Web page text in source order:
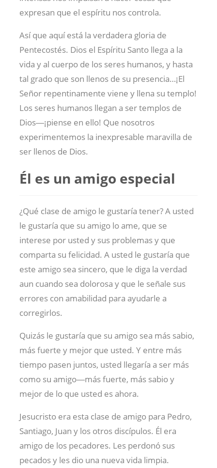
expresan que el espíritu nos controla.
Así que aquí está la verdadera gloria de
Pentecostés. Dios el Espíritu Santo llega a la
vida y al cuerpo de los seres humanos, y hasta
tal grado que son llenos de su presencia…¡El
Señor repentinamente viene y llena su templo!
Los seres humanos llegan a ser templos de
Dios―¡piense en ello! Que nosotros
experimentemos la inexpresable maravilla de
ser llenos de Dios.
Él es un amigo especial
¿Qué clase de amigo le gustaría tener? A usted
le gustaría que su amigo lo ame, que se
interese por usted y sus problemas y que
comparta su felicidad. A usted le gustaría que
este amigo sea sincero, que le diga la verdad
aun cuando sea dolorosa y que le señale sus
errores con amabilidad para ayudarle a
corregirlos.
Quizás le gustaría que su amigo sea más sabio,
más fuerte y mejor que usted. Y entre más
tiempo pasen juntos, usted llegaría a ser más
como su amigo―más fuerte, más sabio y
mejor de lo que usted es ahora.
Jesucristo era esta clase de amigo para Pedro,
Santiago, Juan y los otros discípulos. Él era
amigo de los pecadores. Les perdonó sus
pecados y les dio una nueva vida limpia.